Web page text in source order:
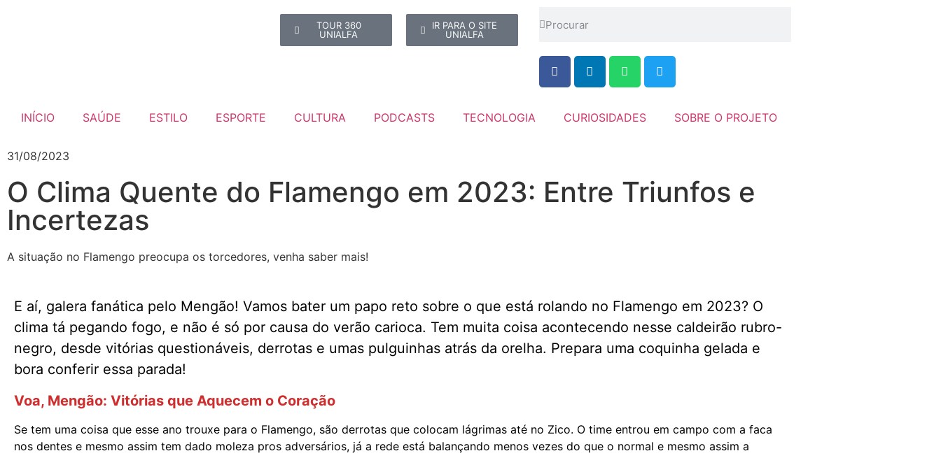
TOUR 360
UNIALFA
IR PARA O SITE
UNIALFA
INÍCIO SAÚDE ESTILO ESPORTE CULTURA PODCASTS TECNOLOGIA CURIOSIDADES SOBRE O PROJETO
31/08/2023
O Clima Quente do Flamengo em 2023: Entre Triunfos e
Incertezas
A situação no Flamengo preocupa os torcedores, venha saber mais!
E aí, galera fanática pelo Mengão! Vamos bater um papo reto sobre o que está rolando no Flamengo em 2023? O
clima tá pegando fogo, e não é só por causa do verão carioca. Tem muita coisa acontecendo nesse caldeirão rubro-
negro, desde vitórias questionáveis, derrotas e umas pulguinhas atrás da orelha. Prepara uma coquinha gelada e
bora conferir essa parada!
Voa, Mengão: Vitórias que Aquecem o Coração
Se tem uma coisa que esse ano trouxe para o Flamengo, são derrotas que colocam lágrimas até no Zico. O time entrou em campo com a faca
nos dentes e mesmo assim tem dado moleza pros adversários, já a rede está balançando menos vezes do que o normal e mesmo assim a